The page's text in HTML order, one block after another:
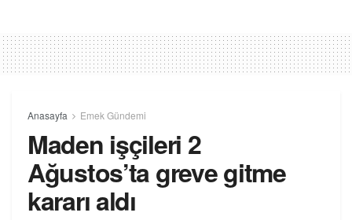
Anasayfa Emek Gündemi
Maden işçileri 2
Ağustos’ta greve gitme
kararı aldı